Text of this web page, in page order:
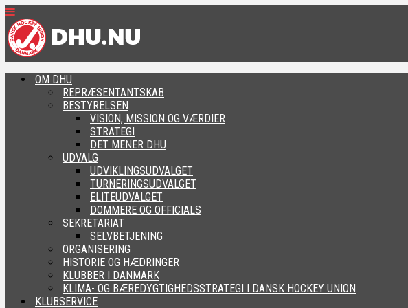
OM DHU
REPRÆSENTANTSKAB
BESTYRELSEN
VISION, MISSION OG VÆRDIER
STRATEGI
DET MENER DHU
UDVALG
UDVIKLINGSUDVALGET
TURNERINGSUDVALGET
ELITEUDVALGET
DOMMERE OG OFFICIALS
SEKRETARIAT
SELVBETJENING
ORGANISERING
HISTORIE OG HÆDRINGER
KLUBBER I DANMARK
KLIMA- OG BÆREDYGTIGHEDSSTRATEGI I DANSK HOCKEY UNION
KLUBSERVICE